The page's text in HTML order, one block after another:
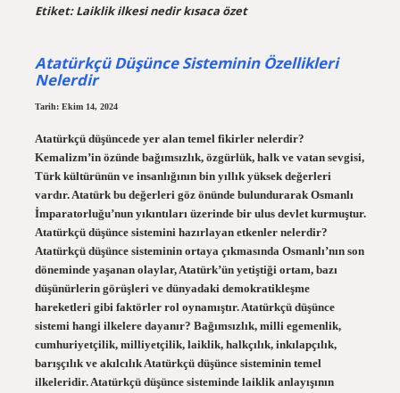
Etiket:Laiklik ilkesi nedir kısaca özet
Atatürkçü Düşünce Sisteminin Özellikleri
Nelerdir
Tarih: Ekim 14, 2024
Atatürkçü düşüncede yer alan temel fikirler nelerdir?
Kemalizm’in özünde bağımsızlık, özgürlük, halk ve vatan sevgisi,
Türk kültürünün ve insanlığının bin yıllık yüksek değerleri
vardır. Atatürk bu değerleri göz önünde bulundurarak Osmanlı
İmparatorluğu’nun yıkıntıları üzerinde bir ulus devlet kurmuştur.
Atatürkçü düşünce sistemini hazırlayan etkenler nelerdir?
Atatürkçü düşünce sisteminin ortaya çıkmasında Osmanlı’nın son
döneminde yaşanan olaylar, Atatürk’ün yetiştiği ortam, bazı
düşünürlerin görüşleri ve dünyadaki demokratikleşme
hareketleri gibi faktörler rol oynamıştır. Atatürkçü düşünce
sistemi hangi ilkelere dayanır? Bağımsızlık, milli egemenlik,
cumhuriyetçilik, milliyetçilik, laiklik, halkçılık, inkılapçılık,
barışçılık ve akılcılık Atatürkçü düşünce sisteminin temel
ilkeleridir. Atatürkçü düşünce sisteminde laiklik anlayışının